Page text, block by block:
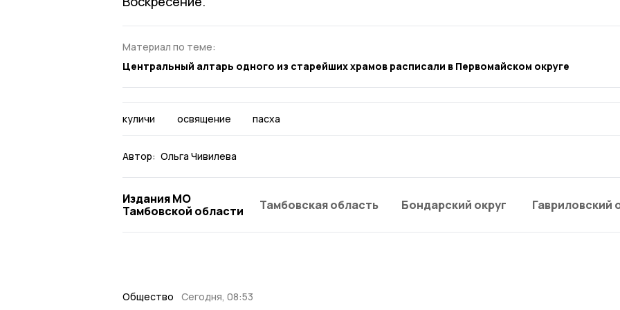
Материал по теме:
Центральный алтарь одного из старейших храмов расписали в Первомайском округе
куличи освящение пасха
Автор: Ольга Чивилева
Издания МО
Тамбовской области
Тамбовская область Бондарский округ Гавриловский
Общество Сегодня, 08:53